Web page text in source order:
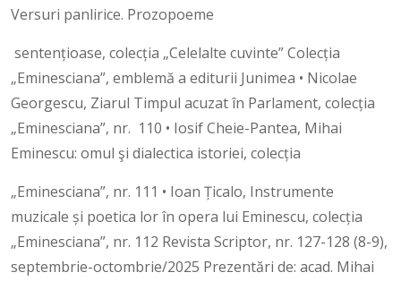
Versuri panlirice. Prozopoeme
sentențioase, colecția „Celelalte cuvinte” Colecția
„Eminesciana”, emblemă a editurii Junimea • Nicolae
Georgescu, Ziarul Timpul acuzat în Parlament, colecția
„Eminesciana”, nr. 110 • Iosif Cheie-Pantea, Mihai
Eminescu: omul şi dialectica istoriei, colecția
„Eminesciana”, nr. 111 • Ioan Țicalo, Instrumente
muzicale și poetica lor în opera lui Eminescu, colecția
„Eminesciana”, nr. 112 Revista Scriptor, nr. 127-128 (8-9),
septembrie-octombrie/2025 Prezentări de: acad. Mihai